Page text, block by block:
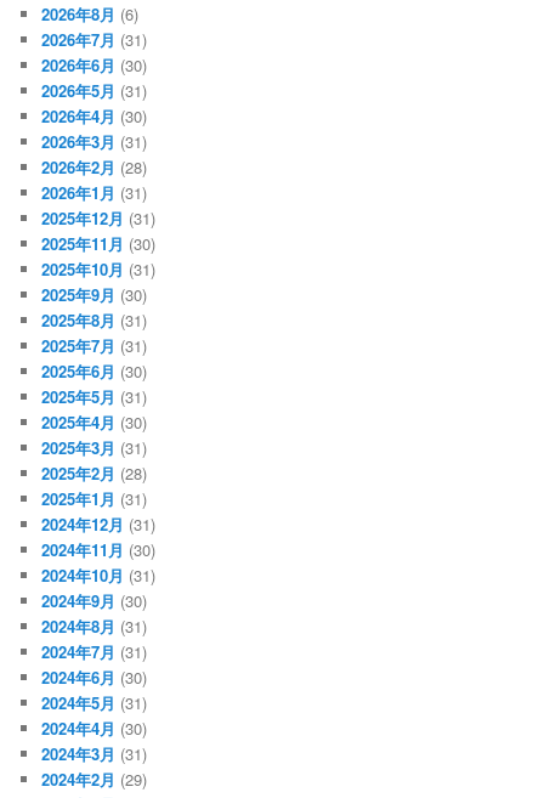
2026年8月 (6)
2026年7月 (31)
2026年6月 (30)
2026年5月 (31)
2026年4月 (30)
2026年3月 (31)
2026年2月 (28)
2026年1月 (31)
2025年12月 (31)
2025年11月 (30)
2025年10月 (31)
2025年9月 (30)
2025年8月 (31)
2025年7月 (31)
2025年6月 (30)
2025年5月 (31)
2025年4月 (30)
2025年3月 (31)
2025年2月 (28)
2025年1月 (31)
2024年12月 (31)
2024年11月 (30)
2024年10月 (31)
2024年9月 (30)
2024年8月 (31)
2024年7月 (31)
2024年6月 (30)
2024年5月 (31)
2024年4月 (30)
2024年3月 (31)
2024年2月 (29)